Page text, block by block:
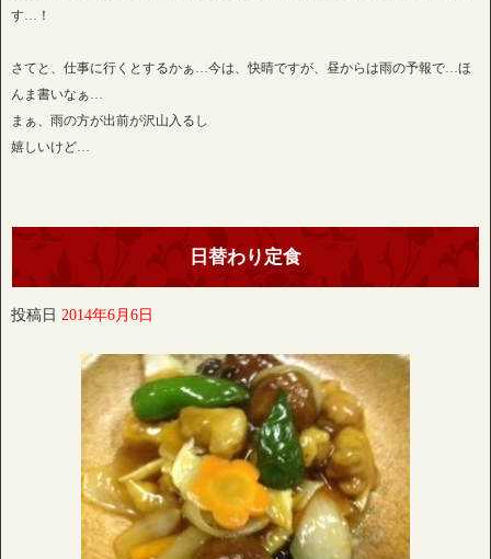
す…！
さてと、仕事に行くとするかぁ…今は、快晴ですが、昼からは雨の予報で…ほ
んま書いなぁ…
まぁ、雨の方が出前が沢山入るし
嬉しいけど…
日替わり定食
投稿日 2014年6月6日